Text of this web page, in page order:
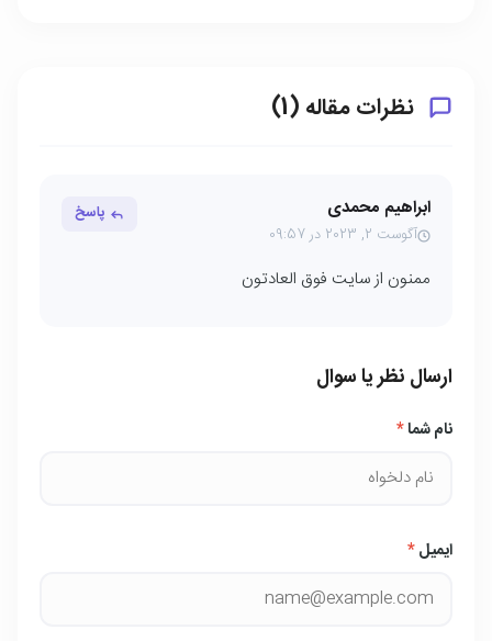
نظرات مقاله (1)
ابراهیم محمدی
آگوست 2, 2023 در 09:57
پاسخ
ممنون از سایت فوق العادتون
ارسال نظر یا سوال
نام شما*
ایمیل*